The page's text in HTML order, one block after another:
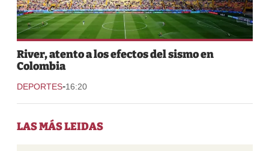
River, atento a los efectos del sismo en
Colombia
DEPORTES-16:20
LAS MÁS LEIDAS